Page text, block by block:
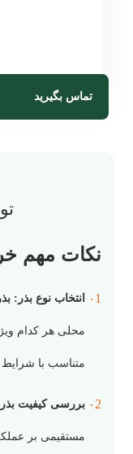
تماس بگیرید
نکات مهم
انتخاب نوع بذر:
محلی هر کدام
متناسب با شرایط
بررسی کیفیت
مستقیمی بر